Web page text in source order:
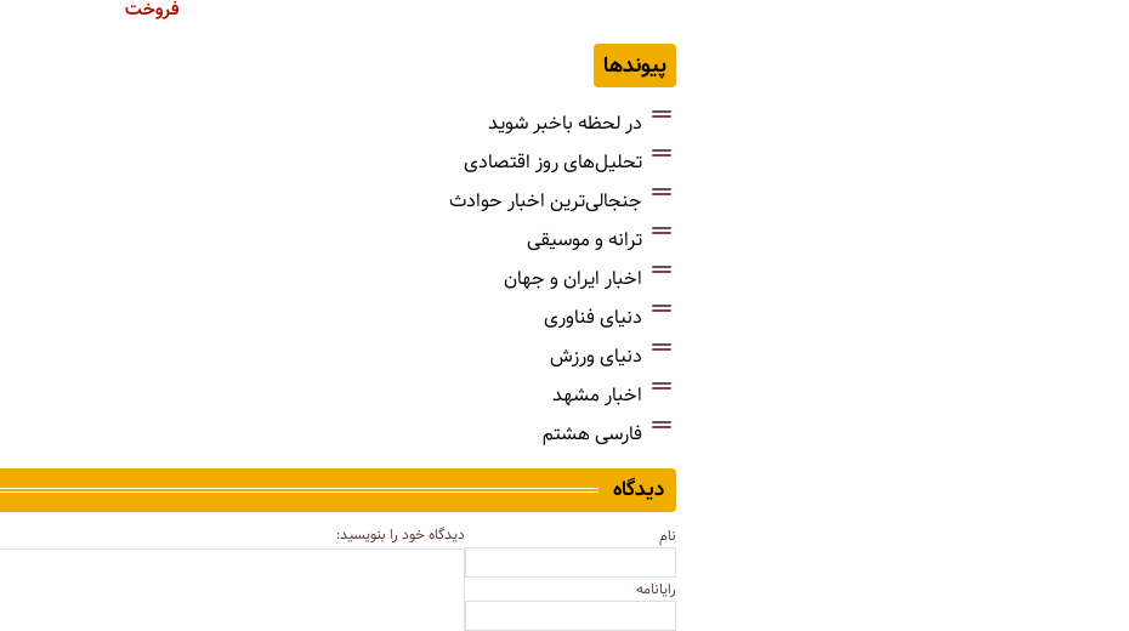
فروخت
پیوندها
در لحظه باخبر شوید
تحلیل‌های روز اقتصادی
جنجالی‌ترین اخبار حوادث
ترانه و موسیقی
اخبار ایران و جهان
دنیای فناوری
دنیای ورزش
اخبار مشهد
فارسی هشتم
دیدگاه
نام
رایانامه
دیدگاه خود را بنویسید: